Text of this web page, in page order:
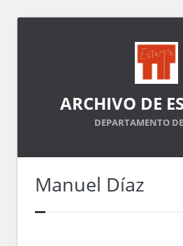
ARCHIVO DE
DEPARTAMENTO
Manuel Díaz